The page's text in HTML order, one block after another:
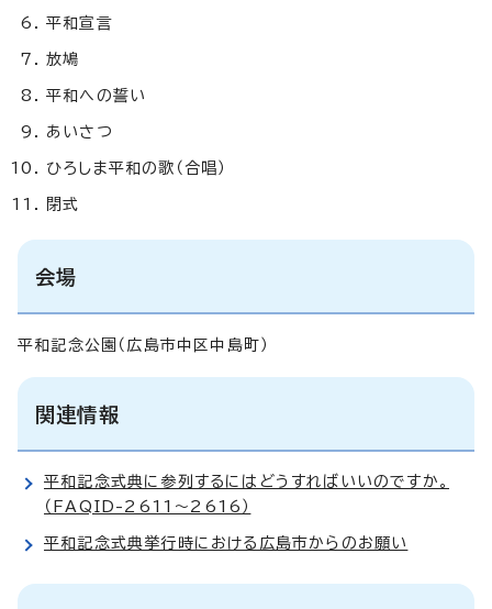
平和宣言
放鳩
平和への誓い
あいさつ
ひろしま平和の歌（合唱）
閉式
会場
平和記念公園（広島市中区中島町）
関連情報
平和記念式典に参列するにはどうすればいいのですか。
（FAQID-2611～2616）
平和記念式典挙行時における広島市からのお願い